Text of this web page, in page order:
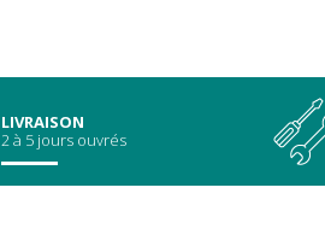
LIVRAISON
2 à 5 jours ouvrés